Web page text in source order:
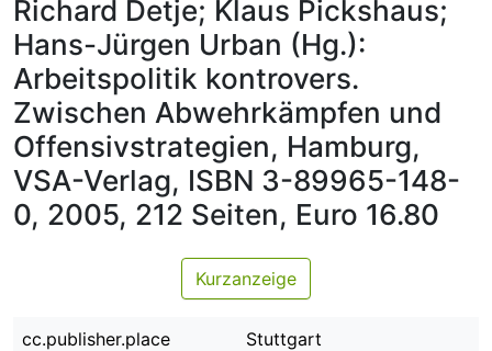
FAQ
Leitlinien
Zurück zur Startseite
Richard Detje; Klaus Pickshaus;
Hans-Jürgen Urban (Hg.):
Arbeitspolitik kontrovers.
Zwischen Abwehrkämpfen und
Offensivstrategien, Hamburg,
VSA-Verlag, ISBN 3-89965-148-
0, 2005, 212 Seiten, Euro 16.80
Kurzanzeige
cc.publisher.place Stuttgart